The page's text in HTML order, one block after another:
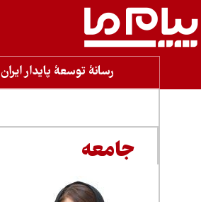
رسانۀ توسعۀ پایدار ایران
جامعه